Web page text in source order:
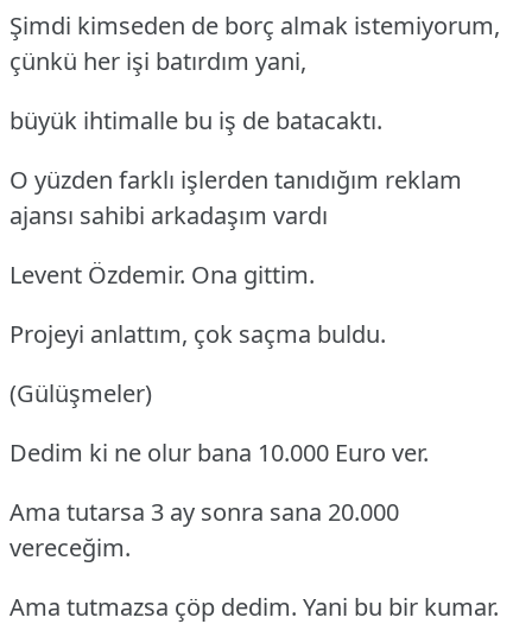
Şimdi kimseden de borç almak istemiyorum,
çünkü her işi batırdım yani,
büyük ihtimalle bu iş de batacaktı.
O yüzden farklı işlerden tanıdığım reklam
ajansı sahibi arkadaşım vardı
Levent Özdemir. Ona gittim.
Projeyi anlattım, çok saçma buldu.
(Gülüşmeler)
Dedim ki ne olur bana 10.000 Euro ver.
Ama tutarsa 3 ay sonra sana 20.000
vereceğim.
Ama tutmazsa çöp dedim. Yani bu bir kumar.